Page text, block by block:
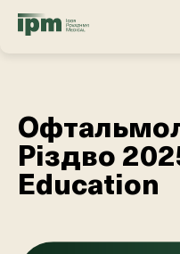
Різдво
Education